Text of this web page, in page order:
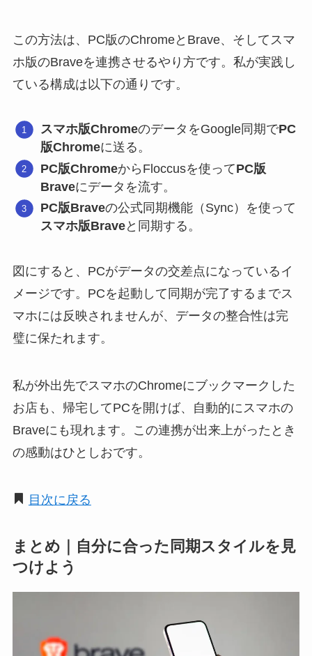
この方法は、PC版のChromeとBrave、そしてスマ
ホ版のBraveを連携させるやり方です。私が実践し
ている構成は以下の通りです。
スマホ版ChromeのデータをGoogle同期でPC
版Chromeに送る。
PC版ChromeからFloccusを使ってPC版
Braveにデータを流す。
PC版Braveの公式同期機能（Sync）を使って
スマホ版Braveと同期する。
図にすると、PCがデータの交差点になっているイ
メージです。PCを起動して同期が完了するまでス
マホには反映されませんが、データの整合性は完
璧に保たれます。
私が外出先でスマホのChromeにブックマークした
お店も、帰宅してPCを開けば、自動的にスマホの
Braveにも現れます。この連携が出来上がったとき
の感動はひとしおです。
目次に戻る
まとめ｜自分に合った同期スタイルを見
つけよう